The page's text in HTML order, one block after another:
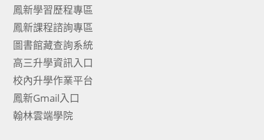
鳳新學習歷程專區
鳳新課程諮詢專區
圖書館藏查詢系統
高三升學資訊入口
校內升學作業平台
鳳新Gmail入口
翰林雲端學院